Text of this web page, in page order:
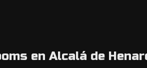
en Alcalá de